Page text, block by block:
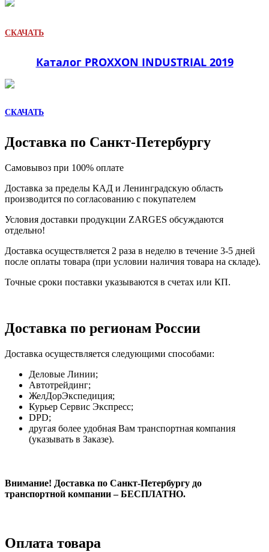
СКАЧАТЬ
Каталог PROXXON INDUSTRIAL 2019
СКАЧАТЬ
Доставка по Санкт-Петербургу
Самовывоз при 100% оплате
Доставка за пределы КАД и Ленинградскую область
производится по согласованию с покупателем
Условия доставки продукции ZARGES обсуждаются
отдельно!
Доставка осуществляется 2 раза в неделю в течение 3-5 дней
после оплаты товара (при условии наличия товара на складе).
Точные сроки поставки указываются в счетах или КП.
Доставка по регионам России
Доставка осуществляется следующими способами:
Деловые Линии;
Автотрейдинг;
ЖелДорЭкспедиция;
Курьер Сервис Экспресс;
DPD;
другая более удобная Вам транспортная компания
(указывать в Заказе).
Внимание! Доставка по Санкт-Петербургу до
транспортной компании – БЕСПЛАТНО.
Оплата товара